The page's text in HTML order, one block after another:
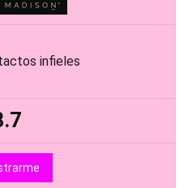
infieles